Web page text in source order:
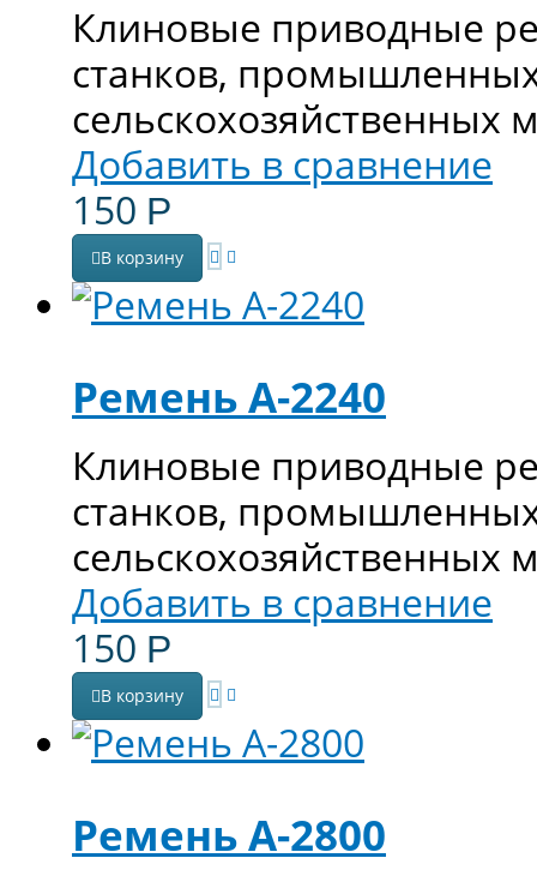
Клиновые приводные
станков,
Добавить в сравнение
150 Р
В корзину
Ремень А-2240
Клиновые приводные
станков,
Добавить в сравнение
150 Р
В корзину
Ремень А-2800